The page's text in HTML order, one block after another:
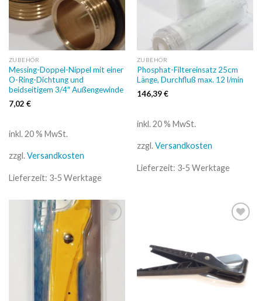
ZUBEHÖR
Messing-Doppel-Nippel mit einer
O-Ring-Dichtung und
beidseitigem 3/4″ Außengewinde
7,02 €
inkl. 20 % MwSt.
zzgl.Versandkosten
Lieferzeit: 3-5 Werktage
ZUBEHÖR
Phosphat-Filtereinsatz 25cm
Länge, Durchfluß max. 12 l/min
146,39€
inkl. 20 % MwSt.
zzgl.Versandkosten
Lieferzeit: 3-5 Werktage
Wunschliste
Wunschliste